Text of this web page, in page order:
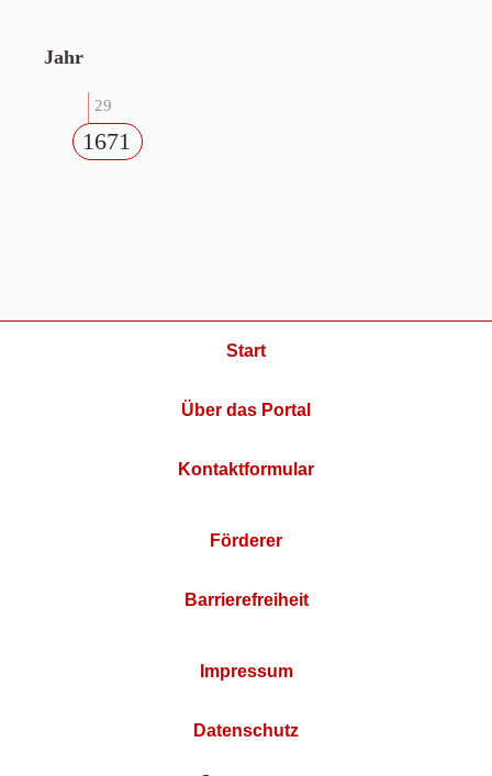
Jahr
29
1671
Start
Über das Portal
Kontaktformular
Förderer
Barrierefreiheit
Impressum
Datenschutz